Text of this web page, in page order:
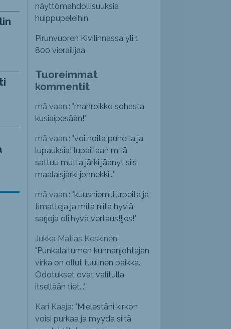
näyttömahdollisuuksia
huippupeleihin
Pirunvuoren Kivilinnassa yli 1
800 vierailijaa
Tuoreimmat
kommentit
mä vaan.: "mahroikko sohasta
kusiaipesään!"
mä vaan.: "voi noita puheita ja
lupauksia! lupaillaan mitä
sattuu mutta järki jäänyt siis
maalaisjärki jonnekki..."
mä vaan.: "kuusniemi.turpeita ja
timatteja ja mitä niitä hyviä
sarjoja oli,hyvä vertaus!!jes!"
Jukka Matias Keskinen:
" Punkalaitumen kunnanjohtajan
virka on ollut tuulinen paikka.
Odotukset ovat valitulla
itsellään tiet..."
Kari Kaaja: " Mielestäni kirkon
voisi purkaa ja myydä siitä